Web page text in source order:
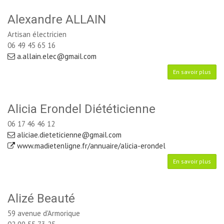
Alexandre ALLAIN
Artisan électricien
06 49 45 65 16
a.allain.elec@gmail.com
En savoir plus
Alicia Erondel Diététicienne
06 17 46 46 12
aliciae.dieteticienne@gmail.com
www.madietenligne.fr/annuaire/alicia-erondel
En savoir plus
Alizé Beauté
59 avenue d'Armorique